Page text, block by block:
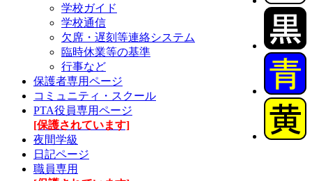
学校ガイド
学校通信
欠席・遅刻等連絡システム
臨時休業等の基準
行事など
保護者専用ページ
コミュニティ・スクール
PTA役員専用ページ
[保護されています]
夜間学級
日記ページ
職員専用